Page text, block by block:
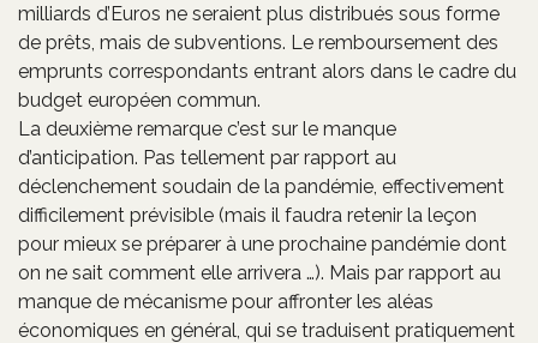
milliards d’Euros ne seraient plus distribués sous forme
de prêts, mais de subventions. Le remboursement des
emprunts correspondants entrant alors dans le cadre du
budget européen commun.
La deuxième remarque c’est sur le manque
d’anticipation. Pas tellement par rapport au
déclenchement soudain de la pandémie, effectivement
difficilement prévisible (mais il faudra retenir la leçon
pour mieux se préparer à une prochaine pandémie dont
on ne sait comment elle arrivera …). Mais par rapport au
manque de mécanisme pour affronter les aléas
économiques en général, qui se traduisent pratiquement